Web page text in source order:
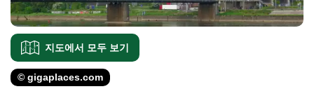
지도에서 모두 보기
© gigaplaces.com